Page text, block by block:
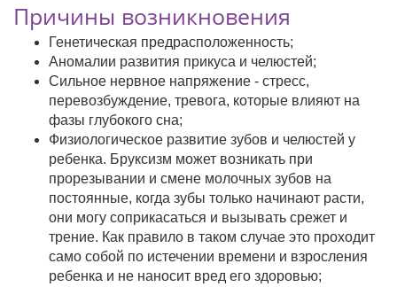
Причины возникновения
Генетическая предрасположенность;
Аномалии развития прикуса и челюстей;
Сильное нервное напряжение - стресс,
перевозбуждение, тревога, которые влияют на
фазы глубокого сна;
Физиологическое развитие зубов и челюстей у
ребенка. Бруксизм может возникать при
прорезывании и смене молочных зубов на
постоянные, когда зубы только начинают расти,
они могу соприкасаться и вызывать срежет и
трение. Как правило в таком случае это проходит
само собой по истечении времени и взросления
ребенка и не наносит вред его здоровью;